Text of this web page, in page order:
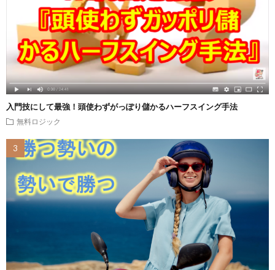
入門技にして最強！頭使わずがっぽり儲かるハーフスイング手法
無料ロジック